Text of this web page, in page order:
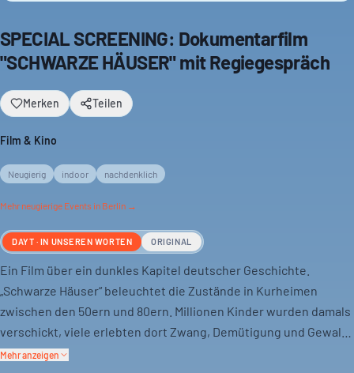
SPECIAL SCREENING: Dokumentarfilm
"SCHWARZE HÄUSER" mit Regiegespräch
Merken Teilen
Film & Kino
Neugierig indoor nachdenklich
Mehr neugierige Events in Berlin →
DAYT · IN UNSEREN WORTEN ORIGINAL
Ein Film über ein dunkles Kapitel deutscher Geschichte.
„Schwarze Häuser“ beleuchtet die Zustände in Kurheimen
zwischen den 50ern und 80ern. Millionen Kinder wurden damals
verschickt, viele erlebten dort Zwang, Demütigung und Gewalt.
Mehr anzeigen